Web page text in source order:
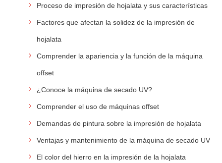
Proceso de impresión de hojalata y sus características
Factores que afectan la solidez de la impresión de
hojalata
Comprender la apariencia y la función de la máquina
offset
¿Conoce la máquina de secado UV?
Comprender el uso de máquinas offset
Demandas de pintura sobre la impresión de hojalata
Ventajas y mantenimiento de la máquina de secado UV
El color del hierro en la impresión de la hojalata